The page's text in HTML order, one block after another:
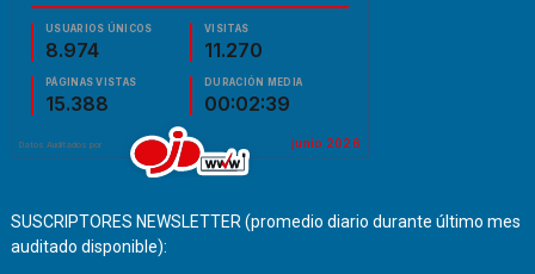
SUSCRIPTORES NEWSLETTER (promedio diario durante último mes
auditado disponible):